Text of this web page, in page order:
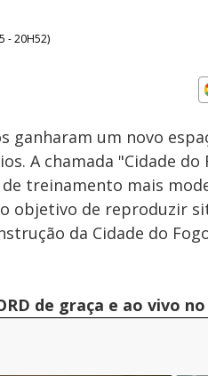
- 20H52)
ganharam um novo
A chamada "Cidade do
treinamento mais
objetivo de reproduzir
da Cidade do
de graça e ao vivo